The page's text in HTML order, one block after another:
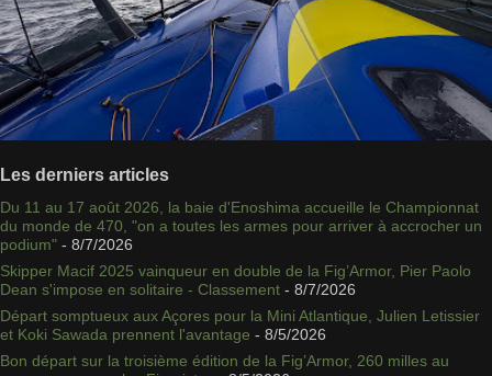
Les derniers articles
Du 11 au 17 août 2026, la baie d'Enoshima accueille le Championnat
du monde de 470, "on a toutes les armes pour arriver à accrocher un
podium" - 8/7/2026
Skipper Macif 2025 vainqueur en double de la Fig’Armor, Pier Paolo
Dean s'impose en solitaire - Classement - 8/7/2026
Départ somptueux aux Açores pour la Mini Atlantique, Julien Letissier
et Koki Sawada prennent l'avantage - 8/5/2026
Bon départ sur la troisième édition de la Fig’Armor, 260 milles au